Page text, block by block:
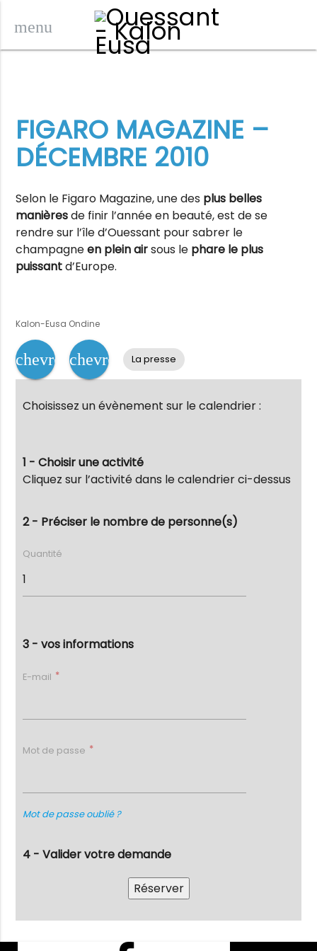
FIGARO MAGAZINE –
DÉCEMBRE 2010
Selon le Figaro Magazine, une des plus belles
manièresde finir l’année en beauté, est de se
rendre sur l’île d’Ouessant pour sabrer le
champagneen plein airsous le phare le plus
puissantd’Europe.
Kalon-Eusa Ondine
chevron_leftchevron_right
La presse
Choisissez un évènement sur le calendrier :
1 - Choisir une activité
Cliquez sur l’activité dans le calendrier ci-dessus
2 - Préciser le nombre de personne(s)
Quantité
3 - vos informations
E-mail
Mot de passe
Mot de passe oublié ?
4 - Valider votre demande
menu